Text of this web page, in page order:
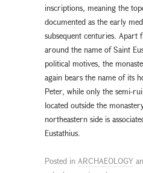
inscriptions, meaning the
documented as the early
subsequent centuries. Apart
around the name of Saint
political motives, the
again bears the name of its
Peter, while only the semi-
located outside the
northeastern side is
Eustathius.
Posted in ARCHAEOLOGY